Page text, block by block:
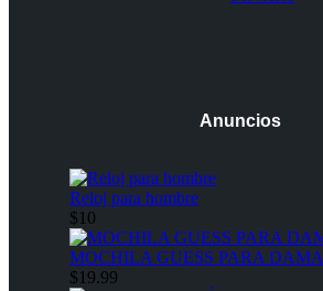
Anuncios
Reloj para hombre
$10
MOCHILA GUESS PARA DAMA
$19.99